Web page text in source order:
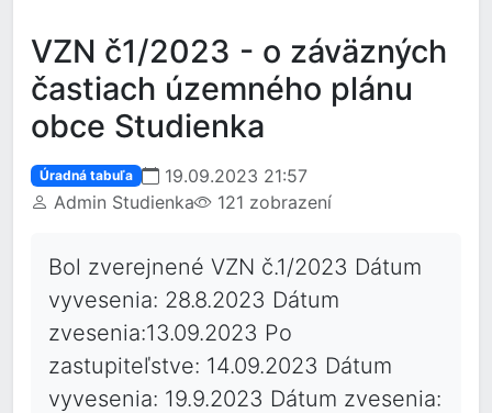
VZN č1/2023 - o záväzných
častiach územného plánu
obce Studienka
Úradná tabuľa
19.09.2023 21:57
Admin Studienka
121 zobrazení
Bol zverejnené VZN č.1/2023 Dátum
vyvesenia: 28.8.2023 Dátum
zvesenia:13.09.2023 Po
zastupiteľstve: 14.09.2023 Dátum
vyvesenia: 19.9.2023 Dátum zvesenia: